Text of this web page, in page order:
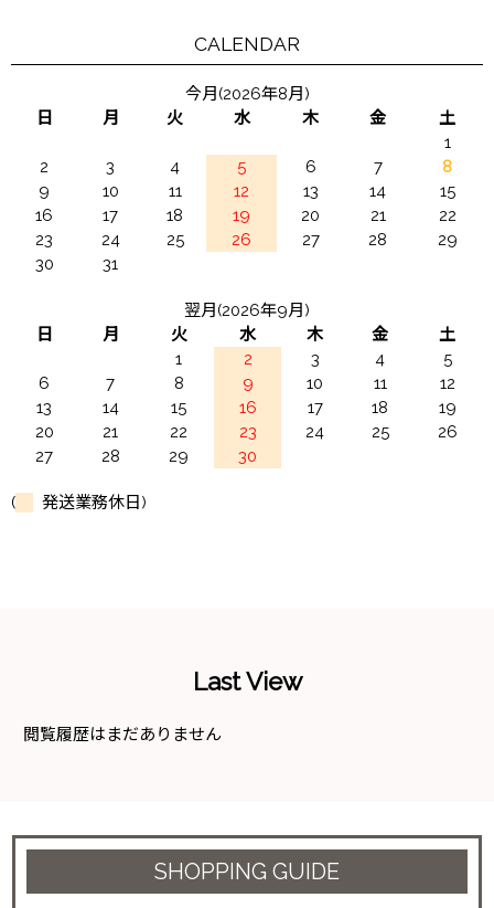
CALENDAR
今月(2026年8月)
日
月 火 水 木 金
土
1
2
3 4 5 6 7
8
9
10 11 12 13 14
15
16
17 18 19 20 21
22
23
24 25 26 27 28
29
30
31
翌月(2026年9月)
日
月 火 水 木 金
土
1
2 3 4
5
6
7 8 9 10 11
12
13
14 15 16 17 18
19
20
21 22 23 24 25
26
27
28 29 30
( 発送業務休日)
Last View
閲覧履歴はまだありません
SHOPPING GUIDE